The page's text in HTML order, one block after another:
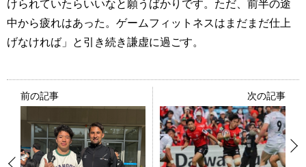
けられていたらいいなと願うばかりです。ただ、前半の途
中から疲れはあった。ゲームフィットネスはまだまだ仕上
げなければ」と引き続き謙虚に過ごす。
前の記事 次の記事